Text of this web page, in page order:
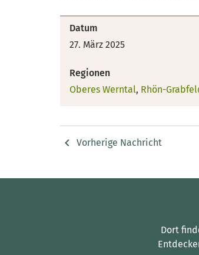
Datum
27. März 2025
Regionen
Oberes Werntal, Rhön-
Vorherige Nachricht
Dort